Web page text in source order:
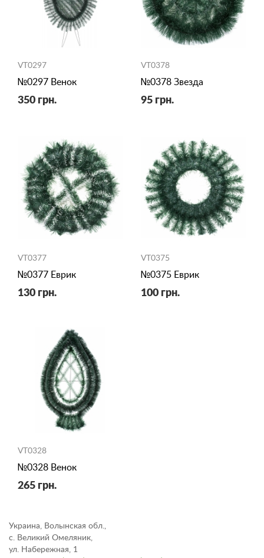
VT0297
№0297 Венок
350 грн.
VT0378
№0378 Звезда
95 грн.
VT0377
№0377 Еврик
130 грн.
VT0375
№0375 Еврик
100 грн.
VT0328
№0328 Венок
265 грн.
Украина, Волынская обл.,
с. Великий Омеляник,
ул. Набережная, 1